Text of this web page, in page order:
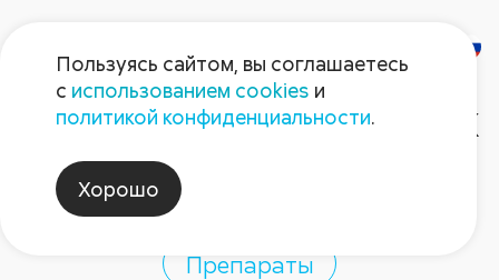
Раз, два, три – сорняк
Препараты
Пользуясь сайтом, вы соглашаетесь
с использованием cookies и
политикой конфиденциальности.
Хорошо